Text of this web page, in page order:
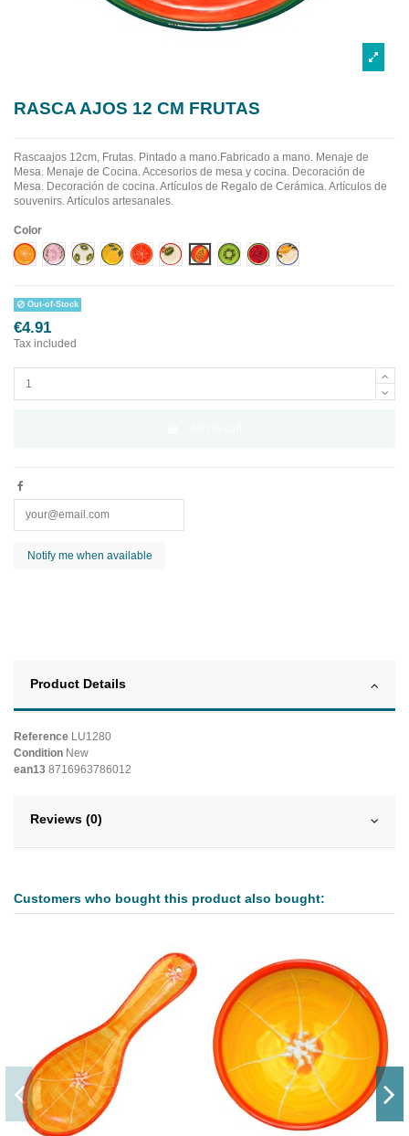
RASCA AJOS 12 CM FRUTAS
Rascaajos 12cm, Frutas. Pintado a mano.Fabricado a mano. Menaje de
Mesa. Menaje de Cocina. Accesorios de mesa y cocina. Decoración de
Mesa. Decoración de cocina. Artículos de Regalo de Cerámica. Artículos de
souvenirs. Artículos artesanales.
Color
Diseño 1Diseño 10Diseño 2Diseño 3Diseño 4Diseño 5Diseño 6Diseño 7Diseño 8Diseño 9
Out-of-Stock
€4.91
Tax included
Product Details
Reference LU1280
Condition New
ean13 8716963786012
Reviews (0)
Customers who bought this product also bought: